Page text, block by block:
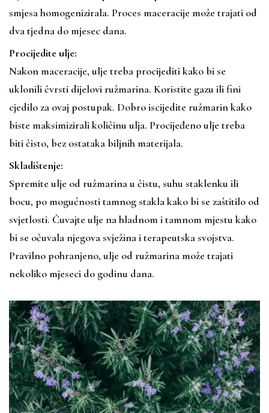
smjesa homogenizirala. Proces maceracije može trajati od
dva tjedna do mjesec dana.
Procijedite ulje:
Nakon maceracije, ulje treba procijediti kako bi se
uklonili čvrsti dijelovi ružmarina. Koristite gazu ili fini
cjedilo za ovaj postupak. Dobro iscijedite ružmarin kako
biste maksimizirali količinu ulja. Procijeđeno ulje treba
biti čisto, bez ostataka biljnih materijala.
Skladištenje:
Spremite ulje od ružmarina u čistu, suhu staklenku ili
bocu, po mogućnosti tamnog stakla kako bi se zaštitilo od
svjetlosti. Čuvajte ulje na hladnom i tamnom mjestu kako
bi se očuvala njegova svježina i terapeutska svojstva.
Pravilno pohranjeno, ulje od ružmarina može trajati
nekoliko mjeseci do godinu dana.